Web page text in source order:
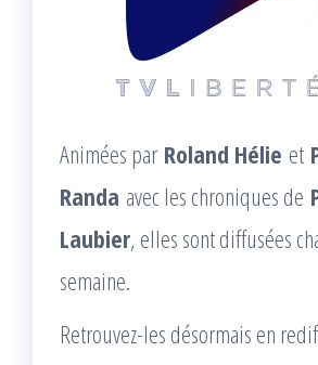
Animées par Roland Hélie et
Randa avec les chroniques de
Laubier, elles sont diffusées
semaine.
Retrouvez-les désormais en